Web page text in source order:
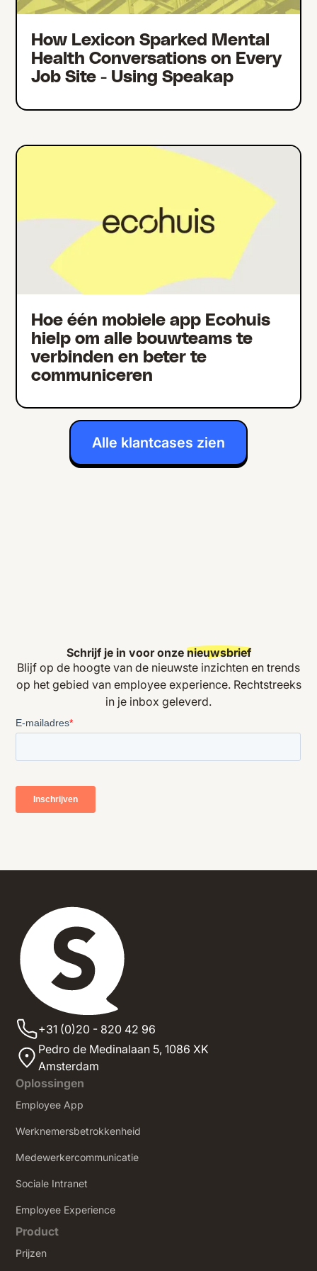
How Lexicon Sparked Mental
Health Conversations on Every
Job Site - Using Speakap
Hoe één mobiele app Ecohuis
hielp om alle bouwteams te
verbinden en beter te
communiceren
Alle klantcases zien
Schrijf je in voor onze nieuwsbrief
Blijf op de hoogte van de nieuwste inzichten en trends
op het gebied van employee experience. Rechtstreeks
in je inbox geleverd.
+31 (0)20 - 820 42 96
Pedro de Medinalaan 5,1086 XK
Amsterdam
Oplossingen
Employee App
Werknemersbetrokkenheid
Medewerkercommunicatie
Sociale Intranet
‍Employee Experience
Product
Prijzen